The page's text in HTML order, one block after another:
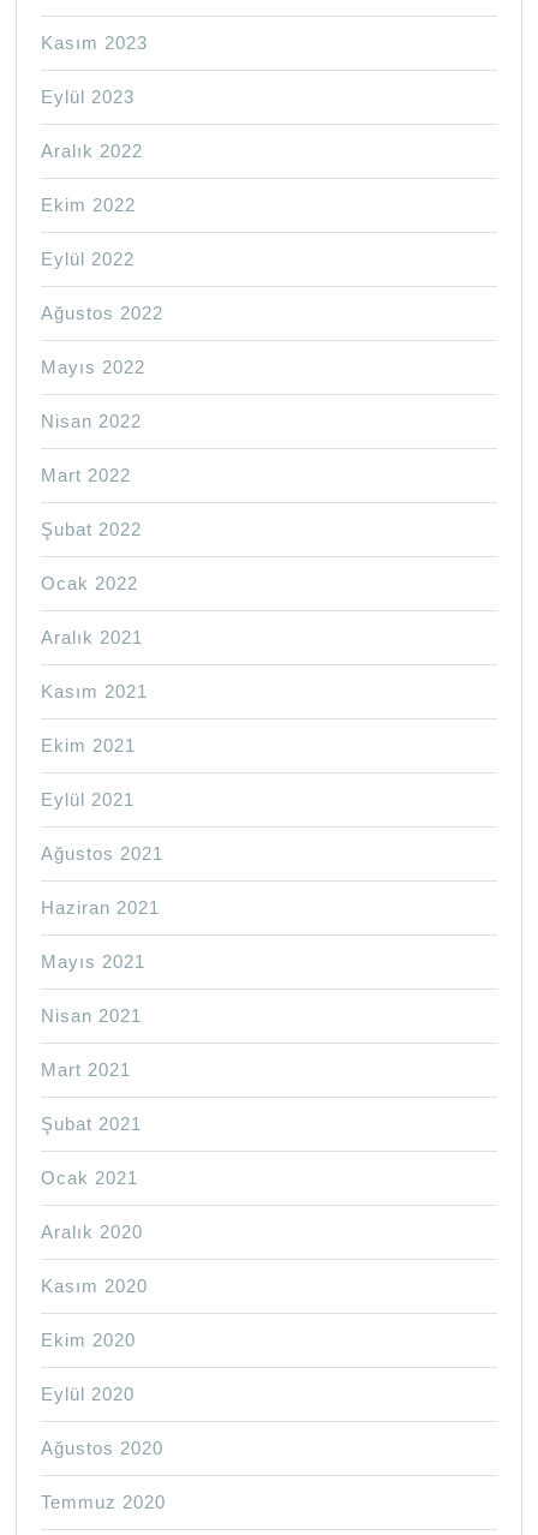
Kasım 2023
Eylül 2023
Aralık 2022
Ekim 2022
Eylül 2022
Ağustos 2022
Mayıs 2022
Nisan 2022
Mart 2022
Şubat 2022
Ocak 2022
Aralık 2021
Kasım 2021
Ekim 2021
Eylül 2021
Ağustos 2021
Haziran 2021
Mayıs 2021
Nisan 2021
Mart 2021
Şubat 2021
Ocak 2021
Aralık 2020
Kasım 2020
Ekim 2020
Eylül 2020
Ağustos 2020
Temmuz 2020